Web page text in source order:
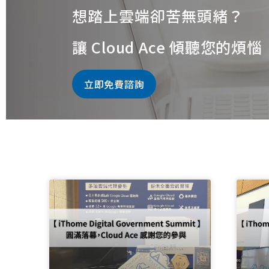
想踏上雲端卻苦無頭緒？
讓 Cloud Ace 傾聽您的煩惱
立即免費諮詢